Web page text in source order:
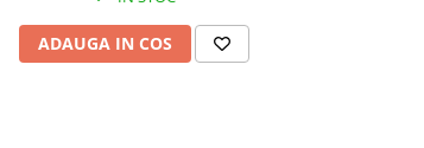
ADAUGA IN COS